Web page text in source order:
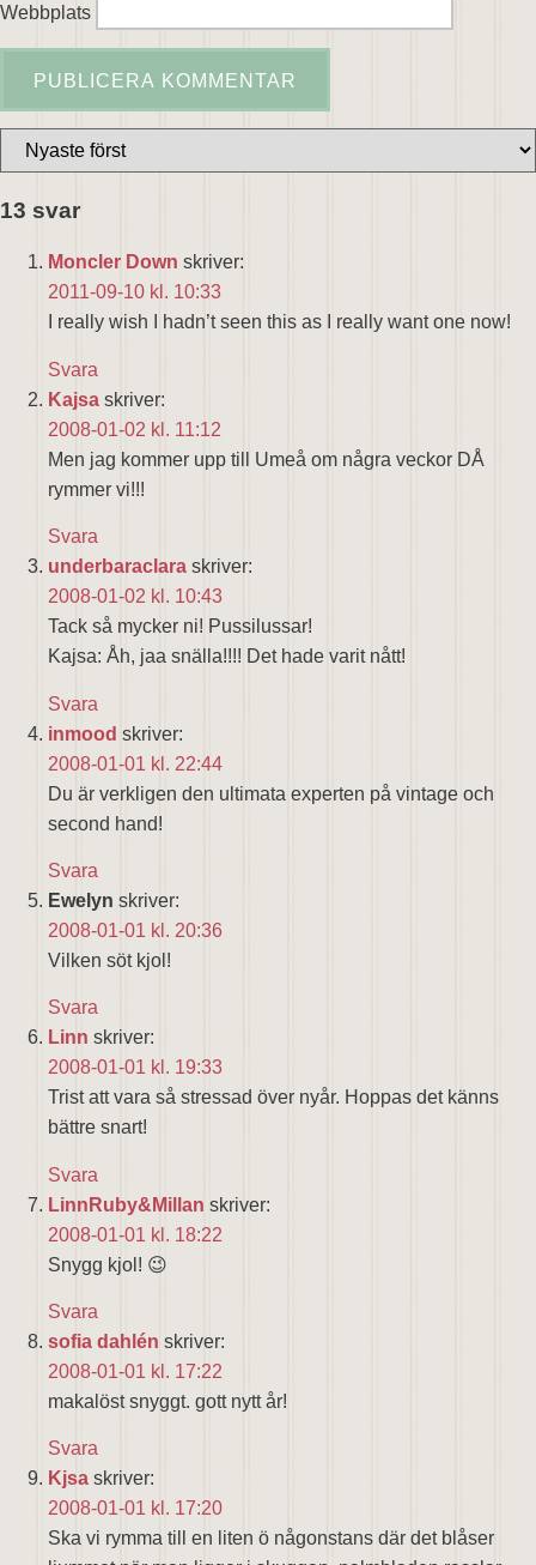
Webbplats
13 svar
Moncler Down skriver:
2011-09-10 kl. 10:33
I really wish I hadn’t seen this as I really want one now!
Svara
Kajsa skriver:
2008-01-02 kl. 11:12
Men jag kommer upp till Umeå om några veckor DÅ
rymmer vi!!!
Svara
underbaraclara skriver:
2008-01-02 kl. 10:43
Tack så mycker ni! Pussilussar!
Kajsa: Åh, jaa snälla!!!! Det hade varit nått!
Svara
inmood skriver:
2008-01-01 kl. 22:44
Du är verkligen den ultimata experten på vintage och
second hand!
Svara
Ewelyn skriver:
2008-01-01 kl. 20:36
Vilken söt kjol!
Svara
Linn skriver:
2008-01-01 kl. 19:33
Trist att vara så stressad över nyår. Hoppas det känns
bättre snart!
Svara
LinnRuby&Millan skriver:
2008-01-01 kl. 18:22
Snygg kjol! 😉
Svara
sofia dahlén skriver:
2008-01-01 kl. 17:22
makalöst snyggt. gott nytt år!
Svara
Kjsa skriver:
2008-01-01 kl. 17:20
Ska vi rymma till en liten ö någonstans där det blåser